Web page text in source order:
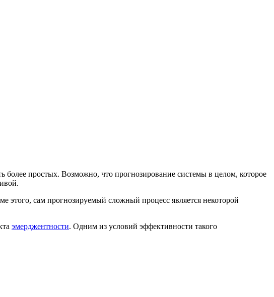
простых. Возможно, что прогнозирование системы в целом, которое
сам прогнозируемый сложный процесс является некоторой
эмерджентности. Одним из условий эффективности такого